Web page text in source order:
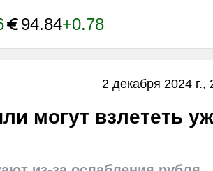
94.84+0.78
2 декабря 2024 г.,
могут взлететь